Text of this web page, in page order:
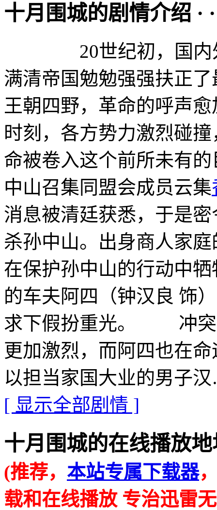
十月围城的剧情介绍 · ·
20世纪初，国内外
满清帝国勉勉强强扶正
王朝四野，革命的呼声
时刻，各方势力激烈碰
命被卷入这个前所未有
中山召集同盟会成员云集
消息被清廷获悉，于是
杀孙中山。出身商人家
在保护孙中山的行动中
的车夫阿四（钟汉良 饰
求下假扮重光。 冲突
更加激烈，而阿四也在
以担当家国大业的男子
[ 显示全部剧情 ]
十月围城的在线播放地
(推荐， 本站专属下载器
载和在线播放 专治迅雷